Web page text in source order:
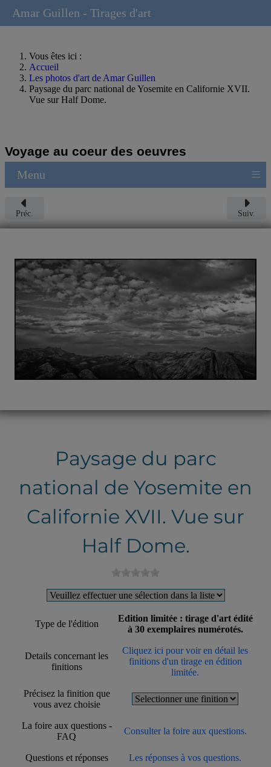
Vous êtes ici :
Accueil
Les photos d'art de Amar Guillen
Paysage du parc national de Yosemite en Californie XVII.
Vue sur Half Dome.
Voyage au coeur des oeuvres
Menu ≡
Préc. Suiv.
Paysage du parc
national de Yosemite en
Californie XVII. Vue sur
Half Dome.
Type de l'édition
Edition limitée : tirage d'art édité
à 30 exemplaires numérotés.
Details concernant les
finitions
Cliquez ici pour voir en détail les
finitions d'un tirage en édition
limitée.
Précisez la finition que
vous avez choisie
La foire aux questions -
FAQ
Consulter la foire aux questions.
Questions et réponses Les réponses à vos questions.
Amar Guillen - Tirages d'art